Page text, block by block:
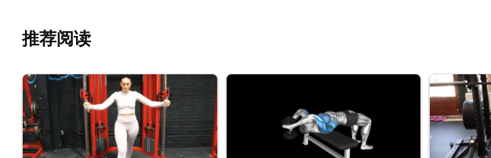
推荐阅读